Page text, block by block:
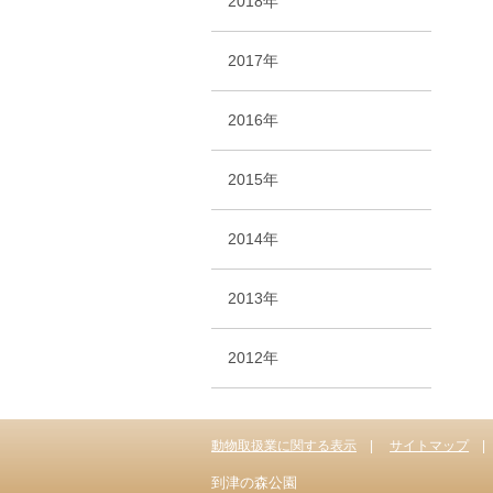
2017年
2016年
2015年
2014年
2013年
2012年
動物取扱業に関する表示 サイトマップ
到津の森公園